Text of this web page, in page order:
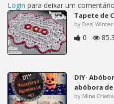
Login para deixar um comentário
Tapete de
by Desi
0
DIY-
abóbora
by Mina